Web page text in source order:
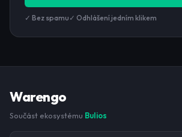
✓ Bez spamu ✓ Odhlášení jedním klikem
Warengo
Součást ekosystému Bulios